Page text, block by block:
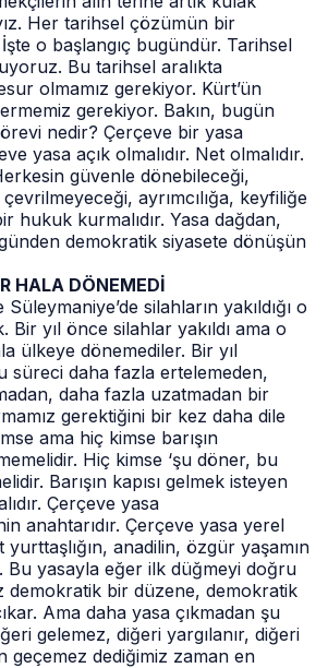
Her tarihsel çözümün bir
İşte o başlangıç bugündür. Tarihsel
Bu tarihsel aralıkta
olmamız gerekiyor. Kürt’ün
gerekiyor. Bakın, bugün
nedir? Çerçeve bir yasa
yasa açık olmalıdır. Net olmalıdır.
güvenle dönebileceği,
ayrımcılığa, keyfiliğe
hukuk kurmalıdır. Yasa dağdan,
demokratik siyasete dönüşün
HALA DÖNEMEDİ
silahların yakıldığı o
yıl önce silahlar yakıldı ama o
ülkeye dönemediler. Bir yıl
süreci daha fazla ertelemeden,
daha fazla uzatmadan bir
gerektiğini bir kez daha dile
ama hiç kimse barışın
Hiç kimse ‘şu döner, bu
Barışın kapısı gelmek isteyen
Çerçeve yasa
anahtarıdır. Çerçeve yasa yerel
anadilin, özgür yaşamın
Bu yasayla eğer ilk düğmeyi doğru
demokratik bir düzene, demokratik
Ama daha yasa çıkmadan şu
gelemez, diğeri yargılanır, diğeri
geçemez dediğimiz zaman en